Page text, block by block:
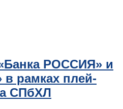
РОССИЯ» и
в рамках плей-
СПбХЛ